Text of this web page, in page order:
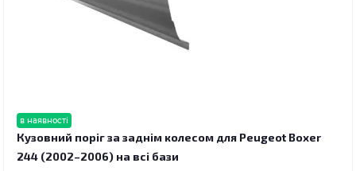
в наявності
Кузовний поріг за заднім колесом для Peugeot Boxer
244 (2002–2006) на всі бази